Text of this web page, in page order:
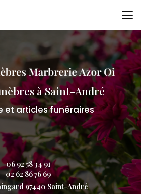
à Saint-André
et articles funéraires
06 92 58 34 91
02 62 86 76 69
97440 Saint-André